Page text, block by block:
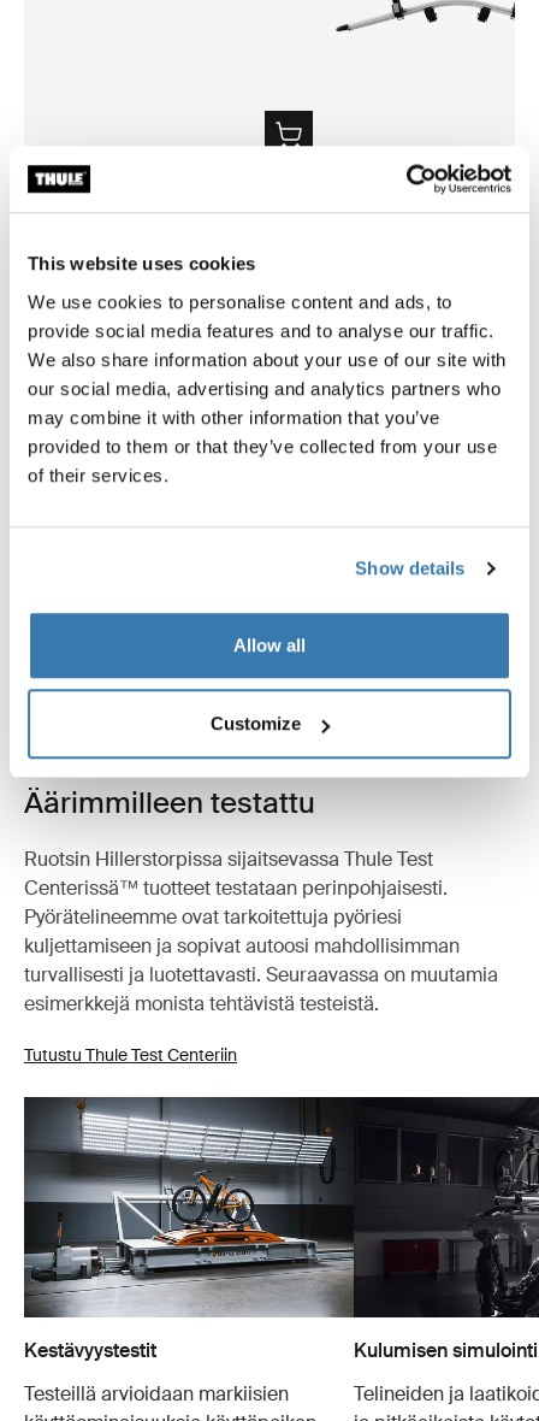
This website uses cookies
We use cookies to personalise content and ads, to
provide social media features and to analyse our traffic.
We also share information about your use of our site with
our social media, advertising and analytics partners who
may combine it with other information that you’ve
provided to them or that they’ve collected from your use
of their services.
Show details
Allow all
Customize
Thule loading ramp
kuormausramppi alumiini
Thule VeloCompact 4th
4:nnen pyörän sovitin alumiini
Toggle overview
Tuotteen kuvaus
Toggle guides and instructions
Äärimmilleen testattu
Ruotsin Hillerstorpissa sijaitsevassa Thule Test
Centerissä™ tuotteet testataan perinpohjaisesti.
Pyörätelineemme ovat tarkoitettuja pyöriesi
kuljettamiseen ja sopivat autoosi mahdollisimman
turvallisesti ja luotettavasti. Seuraavassa on muutamia
esimerkkejä monista tehtävistä testeistä.
Tutustu Thule Test Centeriin
Kestävyystestit
Testeillä arvioidaan markiisien
Kulumisen simulointi
Telineiden ja